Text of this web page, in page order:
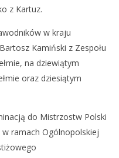
z Kartuz.
w kraju
Kamiński z Zespołu
na dziewiątym
oraz dziesiątym
do Mistrzostw Polski
ramach Ogólnopolskiej